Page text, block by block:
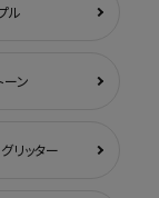
ル
ーン
グリッター